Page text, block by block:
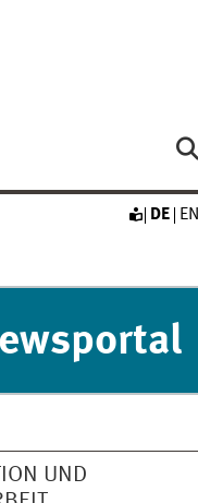
DE EN
UND